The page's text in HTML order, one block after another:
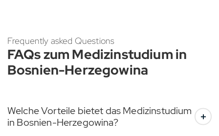
Frequently asked Questions
FAQs zum Medizinstudium in
Bosnien-Herzegowina
Welche Vorteile bietet das Medizinstudium
in Bosnien-Herzegowina?